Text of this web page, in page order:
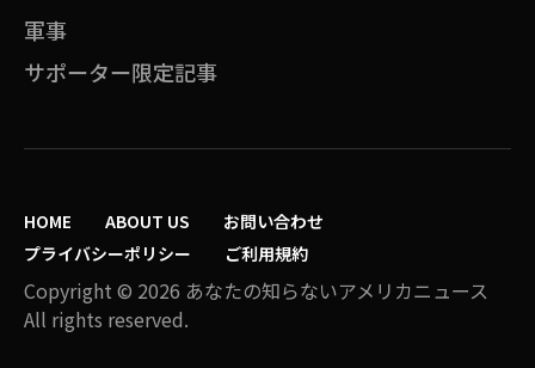
軍事
サポーター限定記事
HOME ABOUT US
お問い合わせ
プライバシーポリシー
ご利用規約
Copyright © 2026 あなたの知らないアメリカニュース
All rights reserved.